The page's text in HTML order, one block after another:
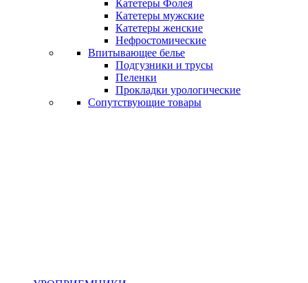
Катетеры Фолея
Катетеры мужские
Катетеры женские
Нефростомические
Впитывающее белье
Подгузники и трусы
Пеленки
Прокладки урологические
Сопутствующие товары